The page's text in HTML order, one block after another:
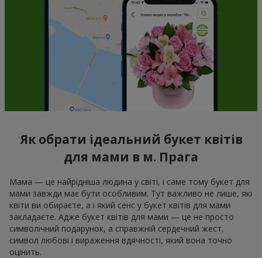
Як обрати ідеальний букет квітів
для мами в м. Прага
Мама — це найрідніша людина у світі, і саме тому букет для
мами завжди має бути особливим. Тут важливо не лише, які
квіти ви обираєте, а і який сенс у букет квітів для мами
закладаєте. Адже букет квітів для мами — це не просто
символічний подарунок, а справжній сердечний жест,
символ любові і вираження вдячності, який вона точно
оцінить.